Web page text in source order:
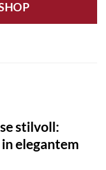
stilvoll:
elegantem